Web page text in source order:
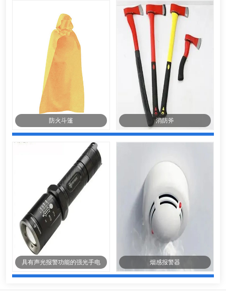
防火斗篷 消防斧
具有声光报警功能的强光手电 烟感报警器